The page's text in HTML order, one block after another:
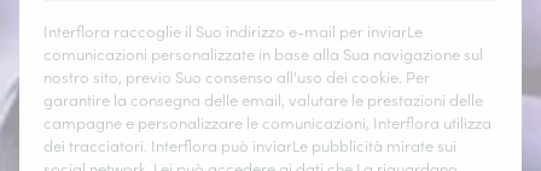
Interflora raccoglie il Suo indirizzo e-mail per inviarLe
comunicazioni personalizzate in base alla Sua navigazione sul
nostro sito, previo Suo consenso all'uso dei cookie. Per
garantire la consegna delle email, valutare le prestazioni delle
campagne e personalizzare le comunicazioni, Interflora utilizza
dei tracciatori. Interflora può inviarLe pubblicità mirate sui